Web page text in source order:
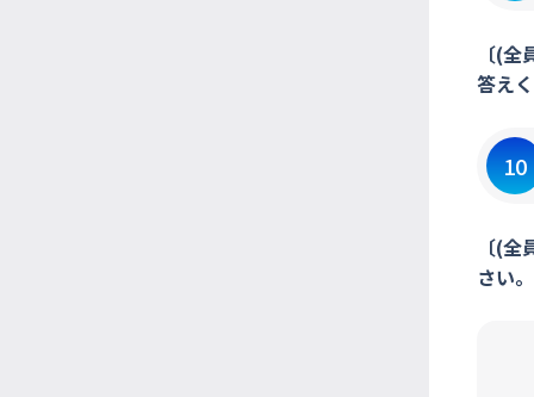
〔(
答え
10
〔(
さい